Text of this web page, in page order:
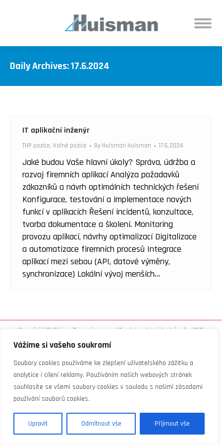
Vážíme si vašeho soukromí
Soubory cookies používáme ke zlepšení uživatelského zážitku a
analytice i cílení reklamy. Používáním našich webových stránek
souhlasíte se všemi soubory cookies v souladu s našimi zásadami
používání souborů cookies.
Upravit Odmítnout vše Přijmout vše
Daily Archives:17.6.2024
IT aplikační inženýr
THP pozice, Volné pozice By Huisman Huisman 17.6.2024
Jaké budou Vaše hlavní úkoly? Správa, údržba a
rozvoj firemních aplikací Analýza požadavků
zákazníků a návrh optimálních technických řešení
Konfigurace, testování a implementace nových
funkcí v aplikacích Řešení incidentů, konzultace,
tvorba dokumentace a školení. Monitoring
provozu aplikací, návrhy optimalizací Digitalizace
a automatizace firemních procesů Integrace
aplikací mezi sebou (API, datové výměny,
synchronizace) Lokální vývoj menších…
Copyright © Weiron Dynamics, s.r.o. | Tvorba webových stránek SEO